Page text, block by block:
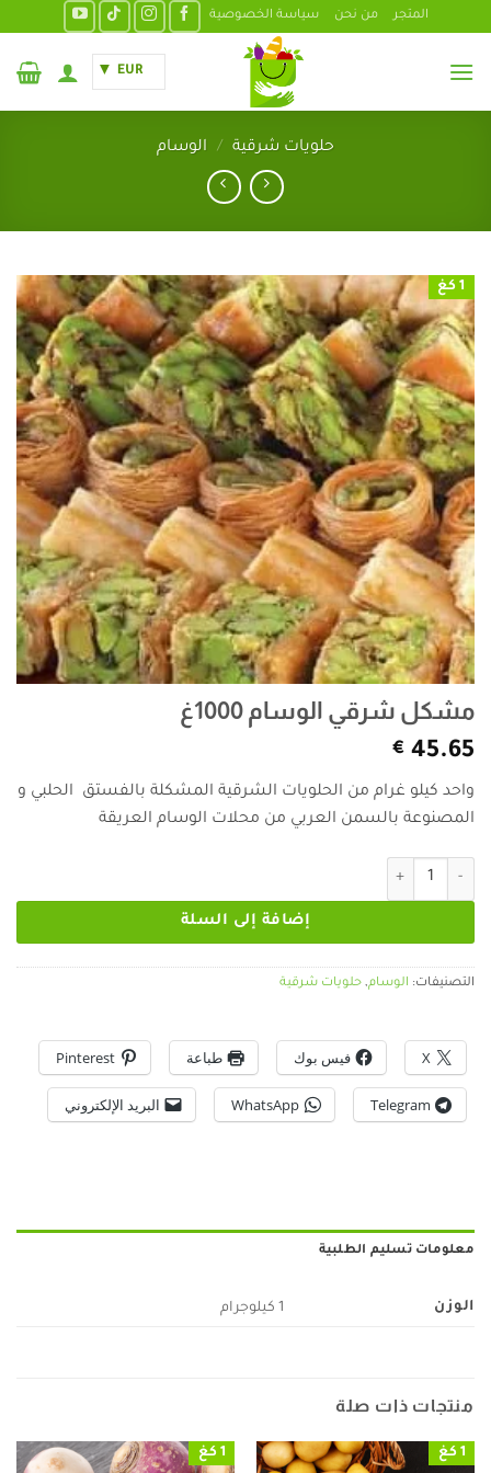
المتجر من نحن سياسة الخصوصية
EUR
حلويات شرقية / الوسام
1 كغ
مشكل شرقي الوسام 1000غ
45.65
€
واحد كيلو غرام من الحلويات الشرقية المشكلة بالفستق الحلبي و
المصنوعة بالسمن العربي من محلات الوسام العريقة
كمية مشكل شرقي الوسام 1000غ
إضافة إلى السلة
التصنيفات: الوسام, حلويات شرقية
X فيس بوك طباعة Pinterest
Telegram
WhatsApp البريد الإلكتروني
معلومات تسليم الطلبية
الوزن 1 كيلوجرام
منتجات ذات صلة
1 كغ 1 كغ